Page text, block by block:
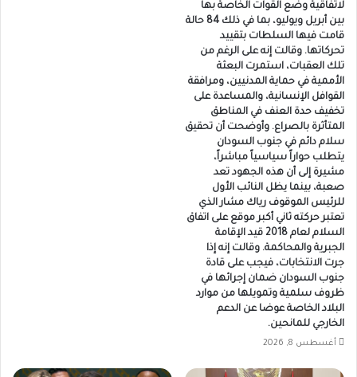
لاتفاقية وضع القوات الخاصة بها
بين أبريل ويوليو، بما في ذلك 84 حالة
قامت فيها السلطات بتقييد
تحركاتها. وقالت إنه على الرغم من
تلك العقبات، استمرت البعثة
الأممية في حماية المدنيين، ومرافقة
القوافل الإنسانية، والمساعدة على
تخفيف حدة العنف في المناطق
المتأثرة بالصراع. وأوضحت أن تحقيق
سلام دائم في جنوب السودان
يتطلب حواراً سياسياً مباشراً،
مشيرة إلى أن هذه الجهود تعد
صعبة، بينما يظل النائب الأول
للرئيس الموقوف رياك مشار الذي
تعتبر حركته ثاني أكبر موقع على اتفاق
السلام لعام 2018 قيد الإقامة
الجبرية والمحاكمة. وقالت إنه إذا
جرت الانتخابات، فيجب على قادة
جنوب السودان ضمان إجرائها في
ظروف سلمية وتمويلها من موارد
البلاد الخاصة عوضا عن الدعم
الخارجي للمانحين.
أغسطس 8, 2026